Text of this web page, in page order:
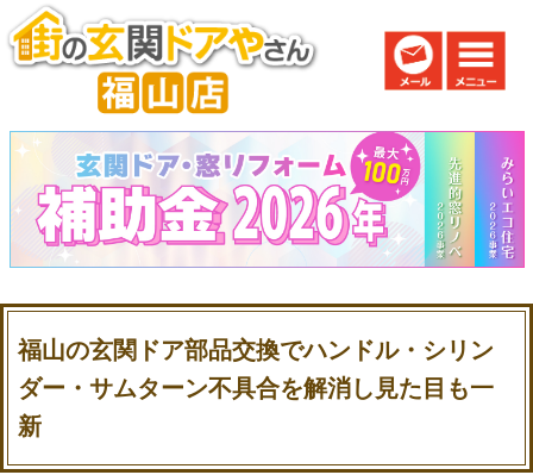
福山の玄関ドア部品交換でハンドル・シリン
ダー・サムターン不具合を解消し見た目も一
新